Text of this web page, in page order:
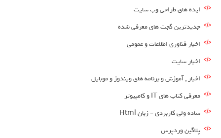
ایده های طراحی وب سایت
جدیدترین گجت های معرفی شده
اخبار فناوری اطلاعات و عمومی
اخبار سایت
اخبار , آموزش و برنامه های ویندوز و موبایل
معرفی کتاب های IT و کامپیوتر
ساده ولی کاربردی – زبان Html
پلاگین وردپرس